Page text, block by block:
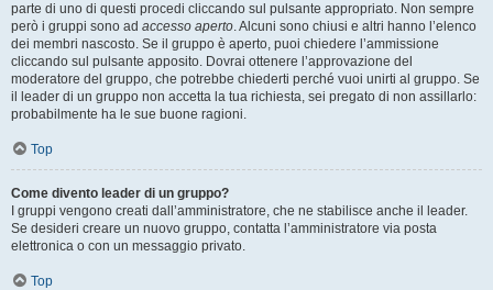
parte di uno di questi procedi cliccando sul pulsante appropriato. Non sempre
però i gruppi sono ad accesso aperto. Alcuni sono chiusi e altri hanno l’elenco
dei membri nascosto. Se il gruppo è aperto, puoi chiedere l’ammissione
cliccando sul pulsante apposito. Dovrai ottenere l’approvazione del
moderatore del gruppo, che potrebbe chiederti perché vuoi unirti al gruppo. Se
il leader di un gruppo non accetta la tua richiesta, sei pregato di non assillarlo:
probabilmente ha le sue buone ragioni.
Top
Come divento leader di un gruppo?
I gruppi vengono creati dall’amministratore, che ne stabilisce anche il leader.
Se desideri creare un nuovo gruppo, contatta l’amministratore via posta
elettronica o con un messaggio privato.
Top